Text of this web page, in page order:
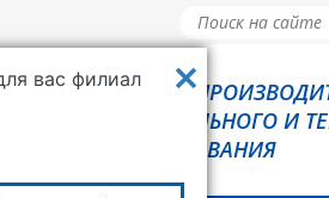
вас филиалРОВЕН -
ХОЛОДИЛЬНОГО И
ОБОРУДОВАНИЯ